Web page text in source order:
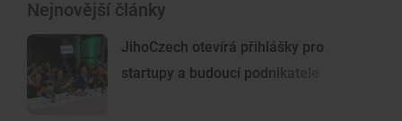
Nejnovější články
JihoCzech otevírá přihlášky pro
startupy a budoucí podnikatele